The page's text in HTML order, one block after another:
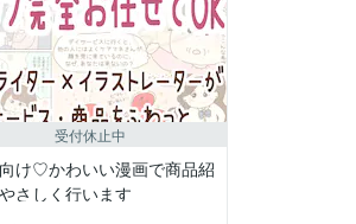
受付休止中
け♡かわいい漫画で商品紹
さしく行います